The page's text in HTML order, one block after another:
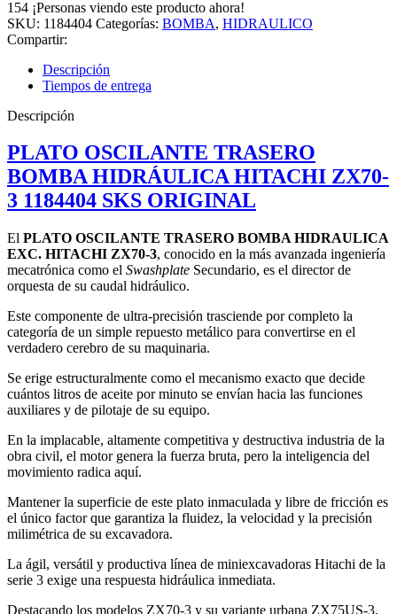
BOMBA
HIDRAULICA
EXC.
HITACHI
ZX70-
cantidad
154 ¡Personas viendo este producto ahora!
SKU: 1184404 Categorías: BOMBA, HIDRAULICO
Compartir:
Descripción
Tiempos de entrega
Descripción
PLATO OSCILANTE TRASERO
BOMBA HIDRÁULICA HITACHI ZX70-
3 1184404 SKS ORIGINAL
El PLATO OSCILANTE TRASERO BOMBA HIDRAULICA
EXC. HITACHI ZX70-3, conocido en la más avanzada ingeniería
mecatrónica como el Swashplate Secundario, es el director de
orquesta de su caudal hidráulico.
Este componente de ultra-precisión trasciende por completo la
categoría de un simple repuesto metálico para convertirse en el
verdadero cerebro de su maquinaria.
Se erige estructuralmente como el mecanismo exacto que decide
cuántos litros de aceite por minuto se envían hacia las funciones
auxiliares y de pilotaje de su equipo.
En la implacable, altamente competitiva y destructiva industria de la
obra civil, el motor genera la fuerza bruta, pero la inteligencia del
movimiento radica aquí.
Mantener la superficie de este plato inmaculada y libre de fricción es
el único factor que garantiza la fluidez, la velocidad y la precisión
milimétrica de su excavadora.
La ágil, versátil y productiva línea de miniexcavadoras Hitachi de la
serie 3 exige una respuesta hidráulica inmediata.
Destacando los modelos ZX70-3 y su variante urbana ZX75US-3,